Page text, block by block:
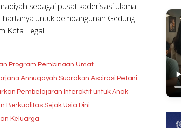
sebagai pusat kaderisasi ulama
untuk pembangunan Gedung
Kota Tegal
Program Pembinaan Umat
Annuqayah Suarakan Aspirasi Petani
Pembelajaran Interaktif untuk Anak
Berkualitas Sejak Usia Dini
Keluarga